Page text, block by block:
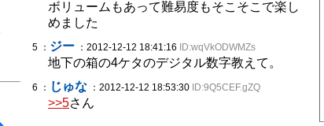
ボリュームもあって難易度もそこそこで楽し
めました
5 ： ジー ：2012-12-12 18:41:16 ID:wqVkODWMZs
地下の箱の4ケタのデジタル数字教えて。
6 ： じゅな ：2012-12-12 18:53:30 ID:9Q5CEF.gZQ
>>5さん